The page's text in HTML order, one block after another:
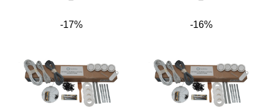
-17% -16%